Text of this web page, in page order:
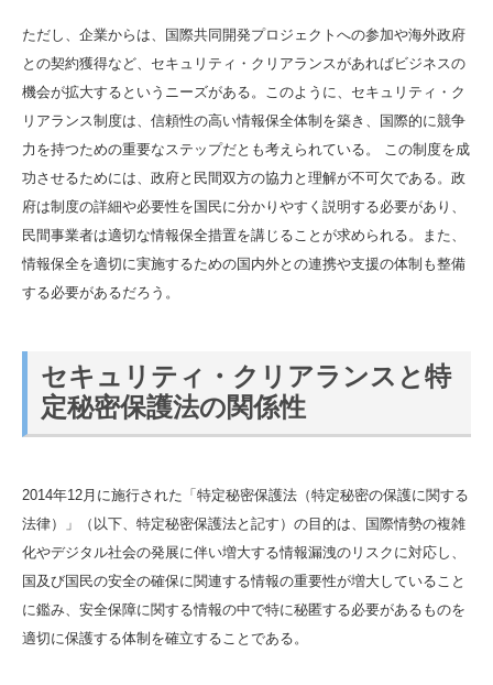
ただし、企業からは、国際共同開発プロジェクトへの参加や海外政府
との契約獲得など、セキュリティ・クリアランスがあればビジネスの
機会が拡大するというニーズがある。このように、セキュリティ・ク
リアランス制度は、信頼性の高い情報保全体制を築き、国際的に競争
力を持つための重要なステップだとも考えられている。 この制度を成
功させるためには、政府と民間双方の協力と理解が不可欠である。政
府は制度の詳細や必要性を国民に分かりやすく説明する必要があり、
民間事業者は適切な情報保全措置を講じることが求められる。また、
情報保全を適切に実施するための国内外との連携や支援の体制も整備
する必要があるだろう。
セキュリティ・クリアランスと特
定秘密保護法の関係性
2014年12月に施行された「特定秘密保護法（特定秘密の保護に関する
法律）」（以下、特定秘密保護法と記す）の目的は、国際情勢の複雑
化やデジタル社会の発展に伴い増大する情報漏洩のリスクに対応し、
国及び国民の安全の確保に関連する情報の重要性が増大していること
に鑑み、安全保障に関する情報の中で特に秘匿する必要があるものを
適切に保護する体制を確立することである。